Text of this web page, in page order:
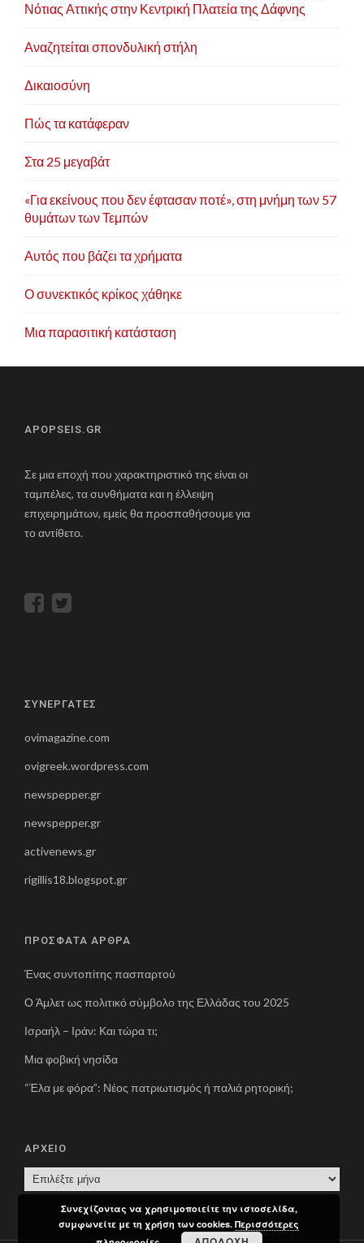
Νότιας Αττικής στην Κεντρική Πλατεία της Δάφνης
Αναζητείται σπονδυλική στήλη
Δικαιοσύνη
Πώς τα κατάφεραν
Στα 25 μεγαβάτ
«Για εκείνους που δεν έφτασαν ποτέ», στη μνήμη των 57
θυμάτων των Τεμπών
Αυτός που βάζει τα χρήματα
Ο συνεκτικός κρίκος χάθηκε
Μια παρασιτική κατάσταση
APOPSEIS.GR
Σε μια εποχή που χαρακτηριστικό της είναι οι
ταμπέλες, τα συνθήματα και η έλλειψη
επιχειρημάτων, εμείς θα προσπαθήσουμε για
το αντίθετο.
ΣΥΝΕΡΓΑΤΕΣ
ovimagazine.com
ovigreek.wordpress.com
newspepper.gr
newspepper.gr
activenews.gr
rigillis18.blogspot.gr
ΠΡΟΣΦΑΤΑ ΑΡΘΡΑ
Ένας συντοπίτης πασπαρτού
Ο Άμλετ ως πολιτικό σύμβολο της Ελλάδας του 2025
Ισραήλ – Ιράν: Και τώρα τι;
Μια φοβική νησίδα
“Έλα με φόρα”: Νέος πατριωτισμός ή παλιά ρητορική;
ΑΡΧΕΙΟ
Ρ
Συνεχίζοντας να χρησιμοποιείτε την ιστοσελίδα,
συμφωνείτε με τη χρήση των cookies.Περισσότερες